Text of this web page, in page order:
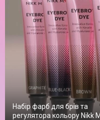
Набір фарб для брів та
регулятора кольору Nikk